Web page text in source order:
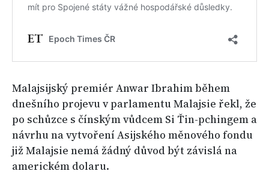
Malajsijský premiér Anwar Ibrahim během
dnešního projevu v parlamentu Malajsie řekl, že
po schůzce s čínským vůdcem Si Ťin-pchingem a
návrhu na vytvoření Asijského měnového fondu
již Malajsie nemá žádný důvod být závislá na
americkém dolaru.